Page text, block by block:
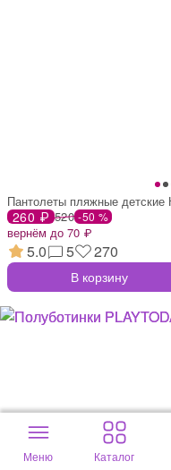
260 ₽ 520 -50 %
вернём до 70 ₽
5.0 5 270
В корзину
Меню Каталог